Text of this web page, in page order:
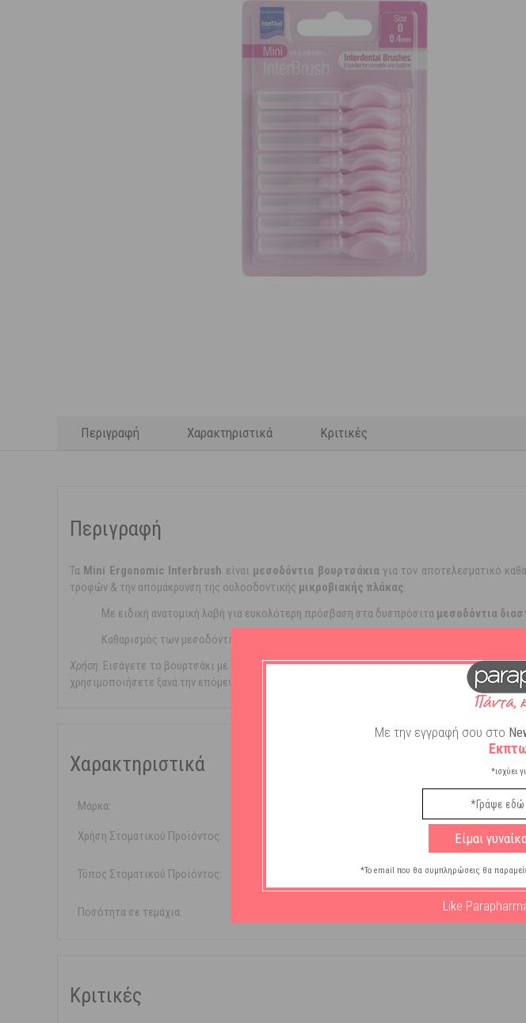
Περιγραφή Χαρακτηριστικά Κριτικές
Περιγραφή
Τα Mini Ergonomic Interbrush είναι μεσοδόντια βουρτσάκια για τον αποτελεσματικό
τροφών & την απομάκρυνση της ουλοοδοντικής μικροβιακής πλάκας.
Με ειδική ανατομική λαβή για ευκολότερη πρόσβαση στα δυσπρόσιτα μεσοδόντια
Καθαρισμός των μεσοδόντιων διαστημάτων &
Χρήση: Εισάγετε το βουρτσάκι με προσοχή στα μεσοδόντια διαστήματα και εφαρμόστε μια
χρησιμοποιήσετε ξανά την επόμενη φορά.
Χαρακτηριστικά
Μάρκα:
Χρήση Στοματικού Προϊόντος:
Τύπος Στοματικού Προϊόντος: Οδοντικά Νήματα - Μεσοδόντια
Ποσότητα σε τεμάχια:
Κριτικές
Με την εγγραφή σου στο
*ισχύει
Είμαι
*Το email που θα συμπληρώσεις θα
Like